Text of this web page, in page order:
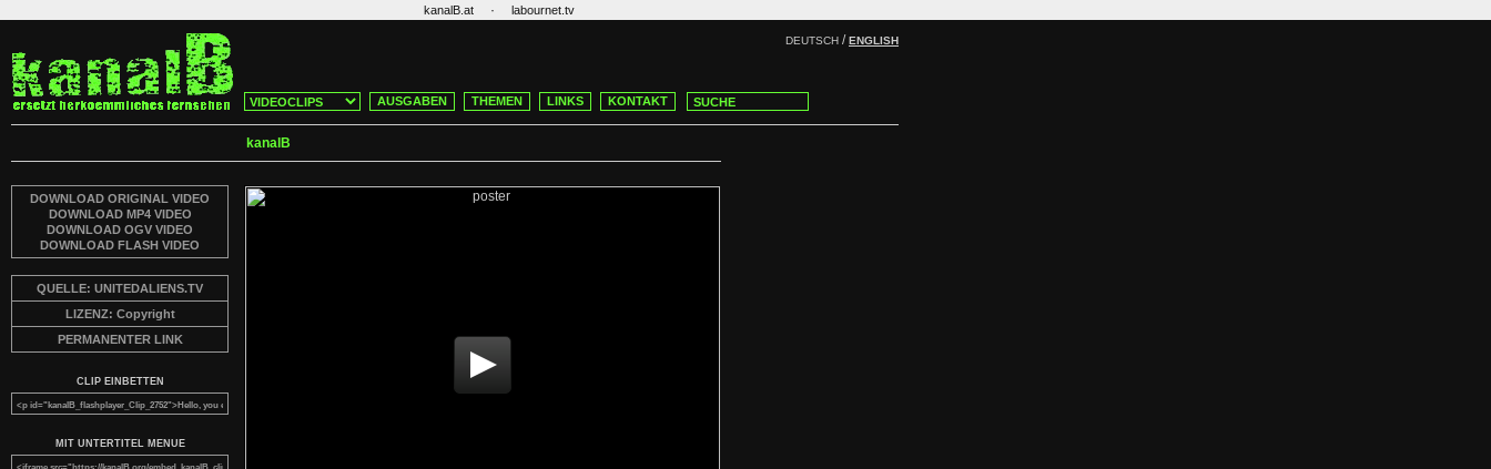
kanalB.at · labournet.tv
DEUTSCH /ENGLISH
AUSGABEN THEMEN LINKS KONTAKT
kanalB
DOWNLOAD ORIGINAL VIDEO
DOWNLOAD MP4 VIDEO
DOWNLOAD OGV VIDEO
DOWNLOAD FLASH VIDEO
QUELLE: UNITEDALIENS.TV
LIZENZ: Copyright
PERMANENTER LINK
CLIP EINBETTEN
MIT UNTERTITEL MENUE